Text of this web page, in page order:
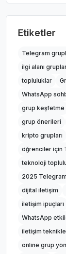
Etiketler
Telegram
ilgi alanı
topluluklar
WhatsApp
grup keşfetme
grup önerileri
kripto grupları
öğrenciler için
teknoloji
2025
dijital iletişim
iletişim ipuçları
WhatsApp
iletişim
online grup